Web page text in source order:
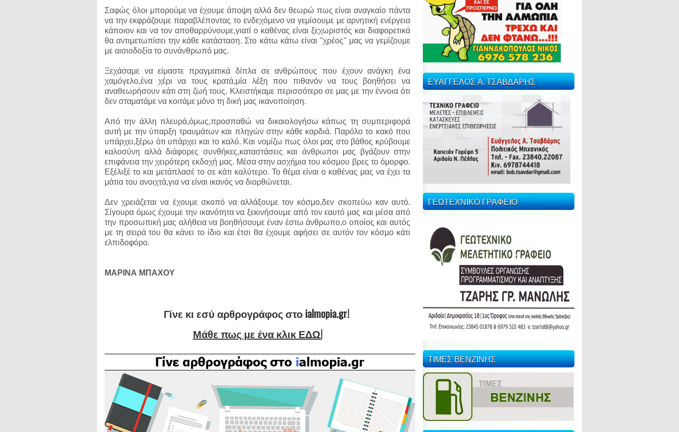
Σαφώς όλοι μπορούμε να έχουμε άποψη αλλά δεν θεωρώ πως είναι αναγκαίο πάντα
να την εκφράζουμε παραβλέποντας το ενδεχόμενο να γεμίσουμε με αρνητική ενέργεια
κάποιον και να τον αποθαρρύνουμε,γιατί ο καθένας είναι ξεχωριστός και διαφορετικά
θα αντιμετωπίσει την κάθε κατάσταση. Στο κάτω κάτω είναι ''χρέος'' μας να γεμίζουμε
με αισιοδοξία το συνάνθρωπό μας.
Ξεχάσαμε να είμαστε πραγματικά δίπλα σε ανθρώπους που έχουν ανάγκη ένα
χαμόγελο,ένα χέρι να τους κρατά,μία λέξη που πιθανόν να τους βοηθήσει να
αναθεωρήσουν κάτι στη ζωή τους. Κλειστήκαμε περισσότερο σε μας με την έννοια ότι
δεν σταματάμε να κοιτάμε μόνο τη δική μας ικανοποίηση.
Από την άλλη πλευρά,όμως,προσπαθώ να δικαιολογήσω κάπως τη συμπεριφορά
αυτή με την ύπαρξη τραυμάτων και πληγών στην κάθε καρδιά. Παρόλο το κακό που
υπάρχει,ξέρω ότι υπάρχει και το καλό. Και νομίζω πως όλοι μας στο βάθος κρύβουμε
καλοσύνη αλλά διάφορες συνθήκες,καταστάσεις και άνθρωποι μας βγάζουν στην
επιφάνεια την χειρότερη εκδοχή μας. Μέσα στην ασχήμια του κόσμου βρες το όμορφο.
Εξέλιξέ το και μετάπλασέ το σε κάτι καλύτερο. Το θέμα είναι ο καθένας μας να έχει τα
μάτια του ανοιχτά,για να είναι ικανός να διορθώνεται.
Δεν χρειάζεται να έχουμε σκοπό να αλλάξουμε τον κόσμο,δεν σκοπεύω καν αυτό.
Σίγουρα όμως έχουμε την ικανότητα να ξεκινήσουμε από τον εαυτό μας και μέσα από
την προσωπική μας αλήθεια να βοηθήσουμε έναν έστω άνθρωπο,ο οποίος και αυτός
με τη σειρά του θα κάνει το ίδιο και έτσι θα έχουμε αφήσει σε αυτόν τον κόσμο κάτι
ελπιδοφόρο.
ΜΑΡΙΝΑ ΜΠΑΧΟΥ
Γίνε κι εσύ αρθρογράφος στο ialmopia.gr!
Μάθε πως με ένα κλικ ΕΔΩ!
ΕΥΑΓΓΕΛΟΣ Α. ΤΣΑΒΔΑΡΗΣ
ΓΕΩΤΕΧΝΙΚΟ ΓΡΑΦΕΙΟ
ΤΙΜΕΣ ΒΕΝΖΙΝΗΣ